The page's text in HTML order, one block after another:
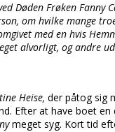
Døden Frøken Fanny
om hvilke mange
med en hvis
alvorligt, og andre
Heise, der påtog sig
Efter at have boet
meget syg. Kort tid